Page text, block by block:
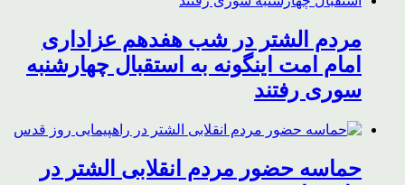
مردم الشتر در شب هفدهم عزاداری
امام امت اینگونه به استقبال چهارشنبه
سوری رفتند
حماسه حضور مردم انقلابی الشتر در